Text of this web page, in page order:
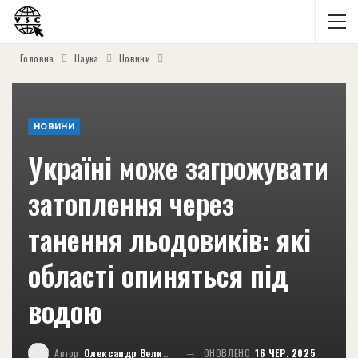
Головна Наука Новини
НОВИНИ
Україні може загрожувати
затоплення через
танення льодовиків: які
області опиняться під
водою
Автор Олександр Великий ОНОВЛЕНО 16 ЧЕР, 2025